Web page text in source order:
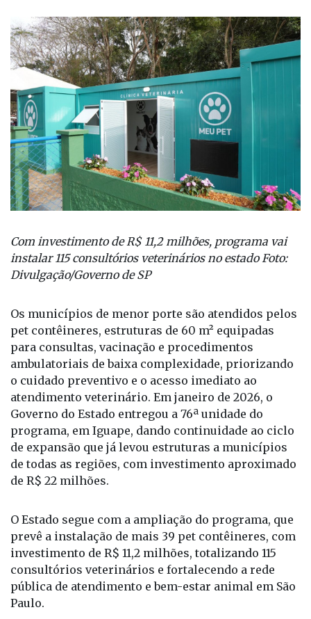
Com investimento de R$ 11,2 milhões, programa vai
instalar 115 consultórios veterinários no estado Foto:
Divulgação/Governo de SP
Os municípios de menor porte são atendidos pelos
pet contêineres, estruturas de 60 m² equipadas
para consultas, vacinação e procedimentos
ambulatoriais de baixa complexidade, priorizando
o cuidado preventivo e o acesso imediato ao
atendimento veterinário. Em janeiro de 2026, o
Governo do Estado entregou a 76ª unidade do
programa, em Iguape, dando continuidade ao ciclo
de expansão que já levou estruturas a municípios
de todas as regiões, com investimento aproximado
de R$ 22 milhões.
O Estado segue com a ampliação do programa, que
prevê a instalação de mais 39 pet contêineres, com
investimento de R$ 11,2 milhões, totalizando 115
consultórios veterinários e fortalecendo a rede
pública de atendimento e bem-estar animal em São
Paulo.